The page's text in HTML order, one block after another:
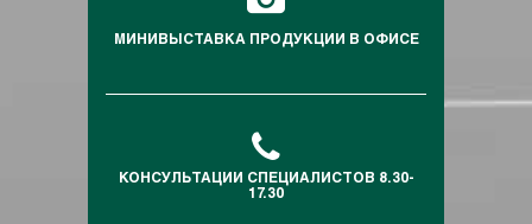
МИНИВЫСТАВКА ПРОДУКЦИИ В ОФИСЕ
КОНСУЛЬТАЦИИ СПЕЦИАЛИСТОВ 8.30-
17.30